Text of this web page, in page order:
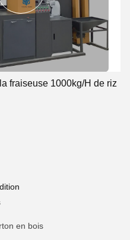
fraiseuse 1000kg/H de riz
en bois